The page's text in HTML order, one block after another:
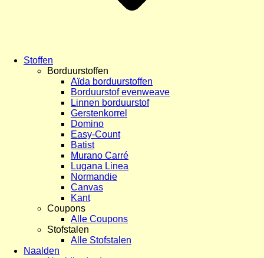
Stoffen
Borduurstoffen
Aïda borduurstoffen
Borduurstof evenweave
Linnen borduurstof
Gerstenkorrel
Domino
Easy-Count
Batist
Murano Carré
Lugana Linea
Normandie
Canvas
Kant
Coupons
Alle Coupons
Stofstalen
Alle Stofstalen
Naalden